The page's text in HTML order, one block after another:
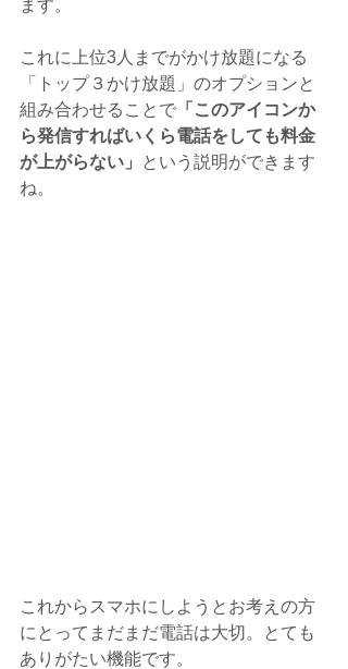
ます。
これに上位3人までがかけ放題になる
「トップ３かけ放題」のオプションと
組み合わせることで 「このアイコンか
ら発信すればいくら電話をしても料金
が上がらない」
という説明ができます
ね。
これからスマホにしようとお考えの方
にとってまだまだ電話は大切。とても
ありがたい機能です。